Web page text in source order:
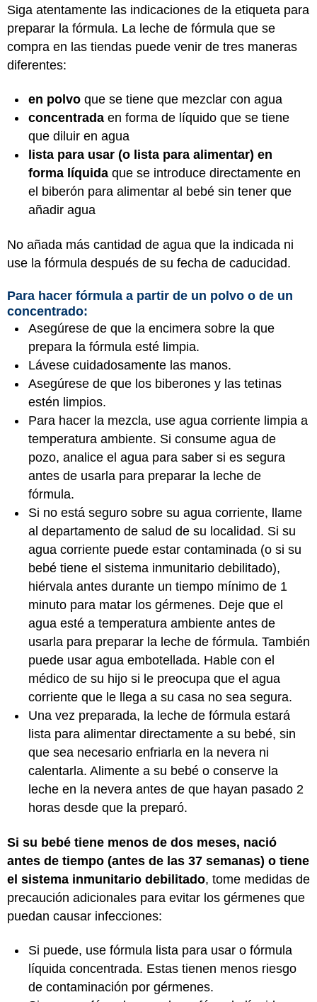
Siga atentamente las indicaciones de la etiqueta para
preparar la fórmula. La leche de fórmula que se
compra en las tiendas puede venir de tres maneras
diferentes:
en polvo que se tiene que mezclar con agua
concentrada en forma de líquido que se tiene
que diluir en agua
lista para usar (o lista para alimentar) en
forma líquida que se introduce directamente en
el biberón para alimentar al bebé sin tener que
añadir agua
No añada más cantidad de agua que la indicada ni
use la fórmula después de su fecha de caducidad.
Para hacer fórmula a partir de un polvo o de un
concentrado:
Asegúrese de que la encimera sobre la que
prepara la fórmula esté limpia.
Lávese cuidadosamente las manos.
Asegúrese de que los biberones y las tetinas
estén limpios.
Para hacer la mezcla, use agua corriente limpia a
temperatura ambiente. Si consume agua de
pozo, analice el agua para saber si es segura
antes de usarla para preparar la leche de
fórmula.
Si no está seguro sobre su agua corriente, llame
al departamento de salud de su localidad. Si su
agua corriente puede estar contaminada (o si su
bebé tiene el sistema inmunitario debilitado),
hiérvala antes durante un tiempo mínimo de 1
minuto para matar los gérmenes. Deje que el
agua esté a temperatura ambiente antes de
usarla para preparar la leche de fórmula. También
puede usar agua embotellada. Hable con el
médico de su hijo si le preocupa que el agua
corriente que le llega a su casa no sea segura.
Una vez preparada, la leche de fórmula estará
lista para alimentar directamente a su bebé, sin
que sea necesario enfriarla en la nevera ni
calentarla. Alimente a su bebé o conserve la
leche en la nevera antes de que hayan pasado 2
horas desde que la preparó.
Si su bebé tiene menos de dos meses, nació
antes de tiempo (antes de las 37 semanas) o tiene
el sistema inmunitario debilitado, tome medidas de
precaución adicionales para evitar los gérmenes que
puedan causar infecciones:
Si puede, use fórmula lista para usar o fórmula
líquida concentrada. Estas tienen menos riesgo
de contaminación por gérmenes.